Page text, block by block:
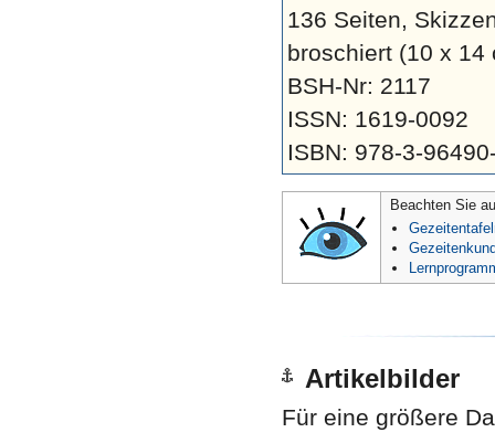
136 Seiten,
broschiert (10 x 14
BSH-Nr: 2117
ISSN: 1619-0092
ISBN: 978-3-
Beachten Sie
Artikelbilder
Für eine größere